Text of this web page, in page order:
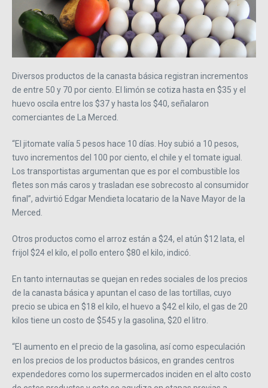
Diversos productos de la canasta básica registran incrementos
de entre 50 y 70 por ciento. El limón se cotiza hasta en $35 y el
huevo oscila entre los $37 y hasta los $40, señalaron
comerciantes de La Merced.
“El jitomate valía 5 pesos hace 10 días. Hoy subió a 10 pesos,
tuvo incrementos del 100 por ciento, el chile y el tomate igual.
Los transportistas argumentan que es por el combustible los
fletes son más caros y trasladan ese sobrecosto al consumidor
final”, advirtió Edgar Mendieta locatario de la Nave Mayor de la
Merced.
Otros productos como el arroz están a $24, el atún $12 lata, el
frijol $24 el kilo, el pollo entero $80 el kilo, indicó.
En tanto internautas se quejan en redes sociales de los precios
de la canasta básica y apuntan el caso de las tortillas, cuyo
precio se ubica en $18 el kilo, el huevo a $42 el kilo, el gas de 20
kilos tiene un costo de $545 y la gasolina, $20 el litro.
“El aumento en el precio de la gasolina, así como especulación
en los precios de los productos básicos, en grandes centros
expendedores como los supermercados inciden en el alto costo